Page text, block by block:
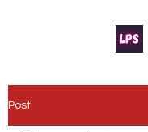
Post